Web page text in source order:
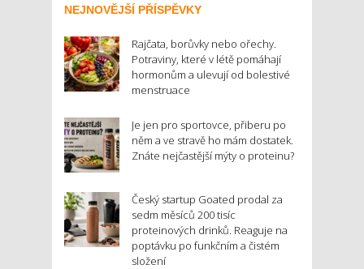
NEJNOVĚJŠÍ PŘÍSPĚVKY
Rajčata, borůvky nebo ořechy.
Potraviny, které v létě pomáhají
hormonům a ulevují od bolestivé
menstruace
Je jen pro sportovce, přiberu po
něm a ve stravě ho mám dostatek.
Znáte nejčastější mýty o proteinu?
Český startup Goated prodal za
sedm měsíců 200 tisíc
proteinových drinků. Reaguje na
poptávku po funkčním a čistém
složení